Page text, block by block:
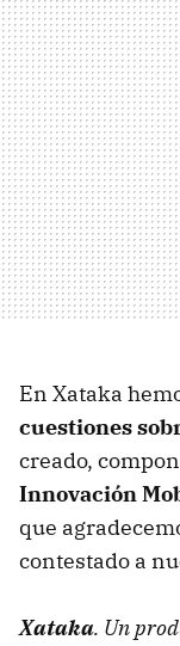
En Xataka
cuestiones
creado,
Innovación
que
contestado a
Xataka. Un